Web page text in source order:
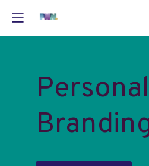
Personal